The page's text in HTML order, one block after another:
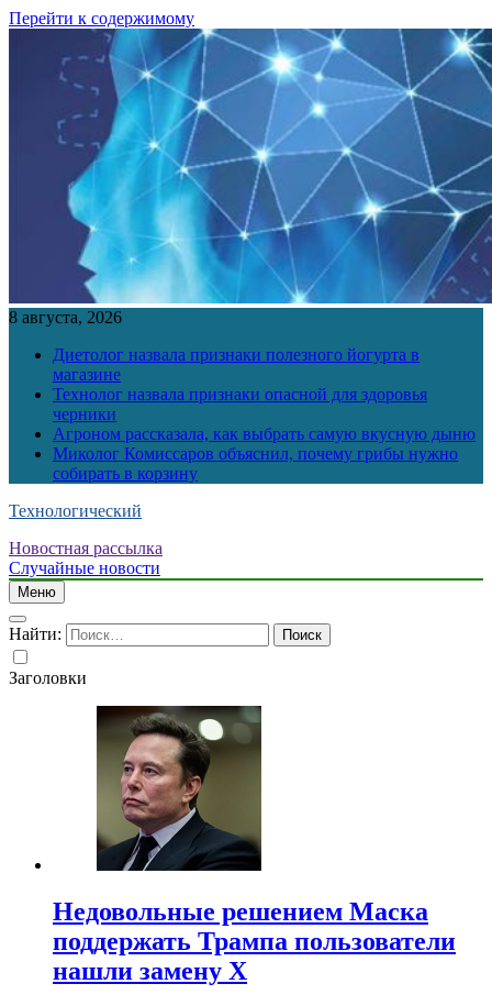
Перейти к содержимому
8 августа, 2026
Диетолог назвала признаки полезного йогурта в
магазине
Технолог назвала признаки опасной для здоровья
черники
Агроном рассказала, как выбрать самую вкусную дыню
Миколог Комиссаров объяснил, почему грибы нужно
собирать в корзину
Технологический
Новостная рассылка
Случайные новости
Меню
Найти:
Заголовки
Недовольные решением Маска
поддержать Трампа пользователи
нашли замену X